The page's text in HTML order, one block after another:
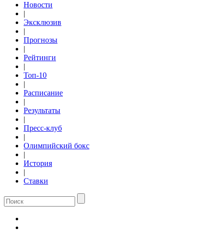
Новости
|
Эксклюзив
|
Прогнозы
|
Рейтинги
|
Топ-10
|
Расписание
|
Результаты
|
Пресс-клуб
|
Олимпийский бокс
|
История
|
Ставки